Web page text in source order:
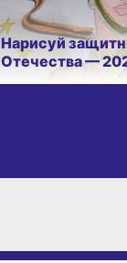
Нарисуй
Отечества —